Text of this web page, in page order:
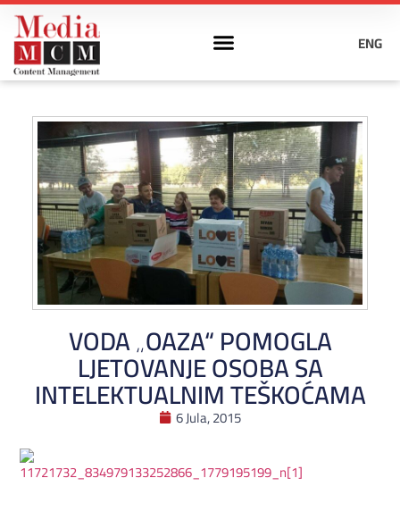
ENG
VODA „OAZA“ POMOGLA
LJETOVANJE OSOBA SA
INTELEKTUALNIM TEŠKOĆAMA
6 Jula, 2015